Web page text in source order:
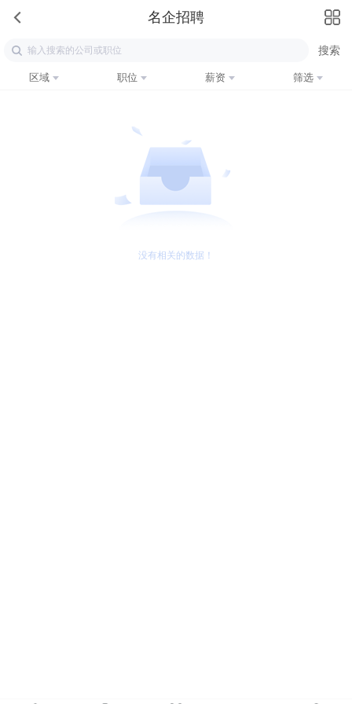
名企招聘
区域 职位 薪资 筛选
没有相关的数据！